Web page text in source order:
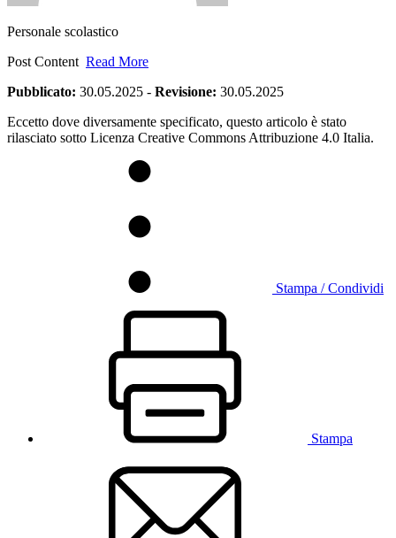
Personale scolastico
Post Content Read More
Pubblicato: 30.05.2025 - Revisione: 30.05.2025
Eccetto dove diversamente specificato, questo articolo è stato
rilasciato sotto Licenza Creative Commons Attribuzione 4.0 Italia.
Stampa / Condividi
Stampa